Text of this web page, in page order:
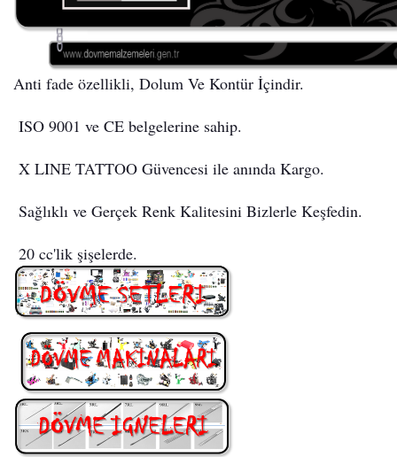
Anti fade özellikli, Dolum Ve Kontür İçindir.
ISO 9001 ve CE belgelerine sahip.
X LINE TATTOO Güvencesi ile anında Kargo.
Sağlıklı ve Gerçek Renk Kalitesini Bizlerle Keşfedin.
20 cc'lik şişelerde.